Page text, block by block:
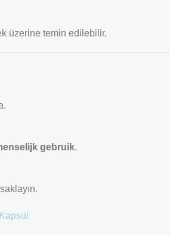
üzerine temin edilebilir.
gebruik.